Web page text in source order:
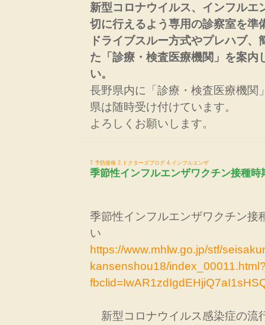
新型コロナウイルス、インフルエ
切に行えるよう専用の診察室を準
ドライブスルー方式やプレハブ、
た「診療・検査医療機関」を案内
い。
長野県内に「診療・検査医療機関
県は随時受け付けています。
よろしくお願いします。
7.予防接種 2.ドクターズブログ 4.インフルエンザ
季節性インフルエンザワクチン接種時
季節性インフルエンザワクチン接
い
https://www.mhlw.go.jp/stf/
kansenshou18/
新型コロナウイルス感染症の流